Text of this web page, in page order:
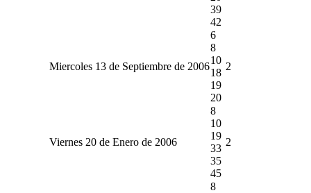
39
42
Miercoles 13 de Septiembre de 2006
6
8
10
18
19
20
2
Viernes 20 de Enero de 2006
8
10
19
33
35
45
2
8